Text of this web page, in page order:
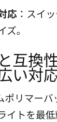
応 ：スイ
。
互換
い対
ポリマーバ
イトを最